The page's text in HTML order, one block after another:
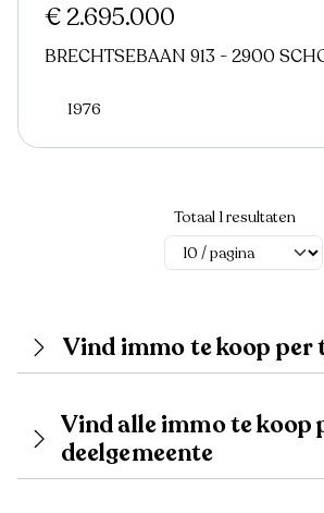
€ 2.695.000
BRECHTSEBAAN 913 - 2900
1976
Totaal 1 resultaten
Vind immo te koop per
Vind alle immo te koop
deelgemeente